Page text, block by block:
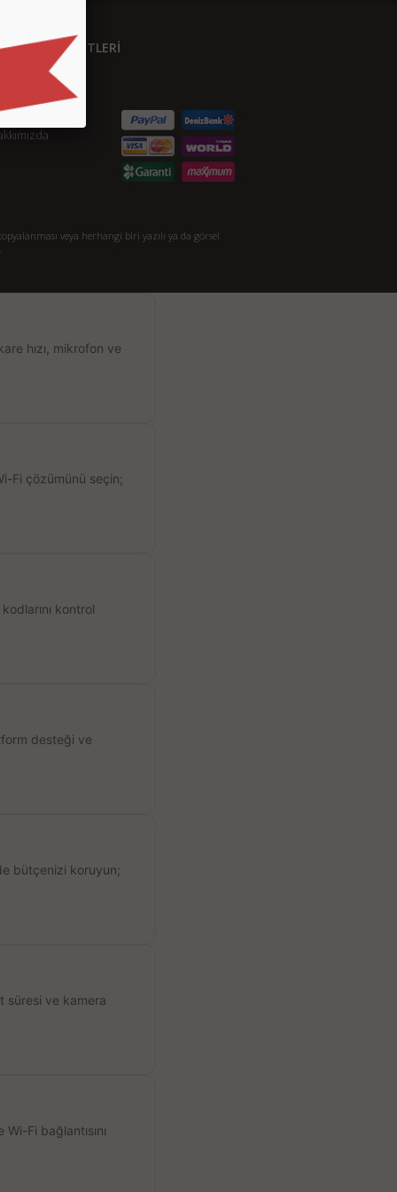
HİZMETLERİ
Arama
veya herhangi biri yazılı ya da görsel
hızı, mikrofon ve
Fi çözümünü seçin;
kontrol
desteği ve
bütçenizi koruyun;
süresi ve kamera
Fi bağlantısını